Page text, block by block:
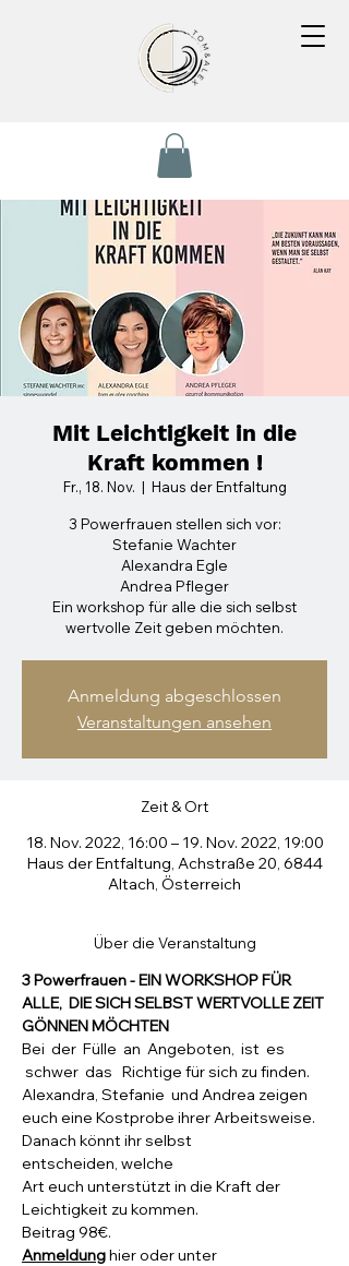
Mit Leichtigkeit in die
Kraft kommen !
Fr., 18. Nov.
  |
Haus der Entfaltung
3 Powerfrauen stellen sich vor:
Stefanie Wachter
Alexandra Egle
Andrea Pfleger
Ein workshop für alle die sich selbst
wertvolle Zeit geben möchten.
Anmeldung abgeschlossen
Veranstaltungen ansehen
Zeit & Ort
18. Nov. 2022, 16:00 – 19. Nov. 2022, 19:00
Haus der Entfaltung, Achstraße 20, 6844
Altach, Österreich
Über die Veranstaltung
3 Powerfrauen - EIN WORKSHOP FÜR
ALLE,  DIE SICH SELBST WERTVOLLE ZEIT
GÖNNEN MÖCHTEN
Bei  der  Fülle  an  Angeboten,  ist  es
schwer  das   Richtige für sich zu finden.
Alexandra, Stefanie  und Andrea zeigen
euch eine Kostprobe ihrer Arbeitsweise.
Danach könnt ihr selbst
entscheiden, welche
Art euch unterstützt in die Kraft der
Leichtigkeit zu kommen.
Beitrag 98€.
Anmeldung hier oder unter